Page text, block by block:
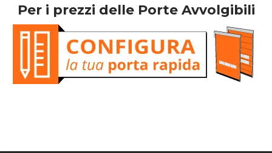
Per i prezzi delle Porte Avvolgibili